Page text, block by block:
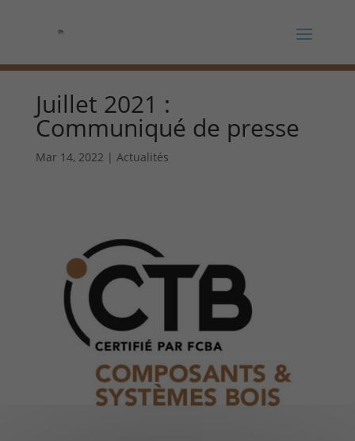
Juillet 2021 :
Communiqué de presse
Mar 14, 2022 | Actualités